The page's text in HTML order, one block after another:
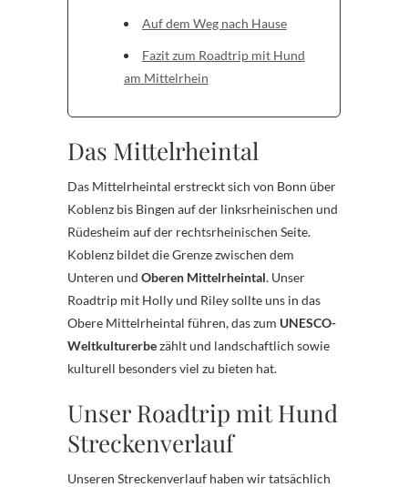
Auf dem Weg nach Hause
Fazit zum Roadtrip mit Hund
am Mittelrhein
Das Mittelrheintal
Das Mittelrheintal erstreckt sich von Bonn über
Koblenz bis Bingen auf der linksrheinischen und
Rüdesheim auf der rechtsrheinischen Seite.
Koblenz bildet die Grenze zwischen dem
Unteren und Oberen Mittelrheintal. Unser
Roadtrip mit Holly und Riley sollte uns in das
Obere Mittelrheintal führen, das zum UNESCO-
Weltkulturerbezählt und landschaftlich sowie
kulturell besonders viel zu bieten hat.
Unser Roadtrip mit Hund
Streckenverlauf
Unseren Streckenverlauf haben wir tatsächlich